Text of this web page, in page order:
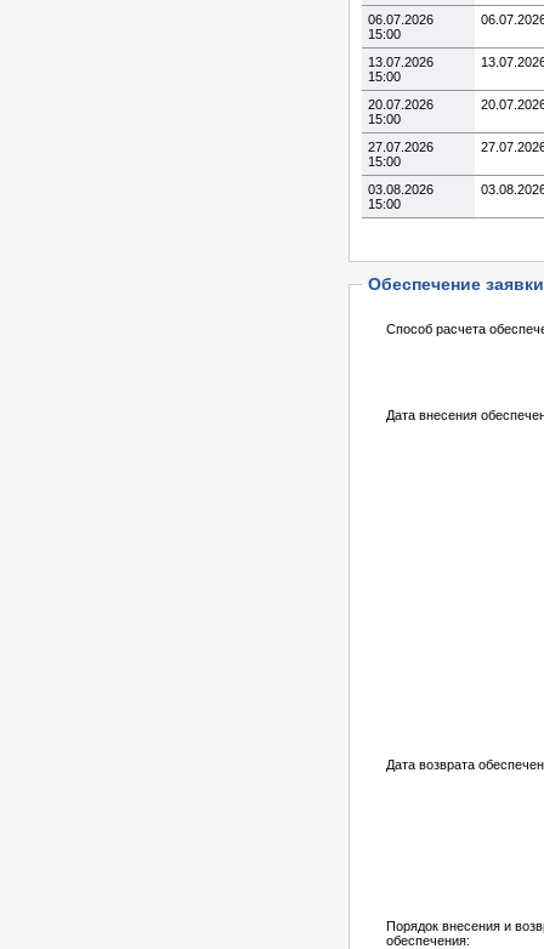
06.07.2026
15:00
13.07.2026
15:00
20.07.2026
15:00
27.07.2026
15:00
03.08.2026
15:00
Обеспечение заявки
Способ расчета
Дата внесения
Дата возврата
Порядок внесения и
обеспечения: